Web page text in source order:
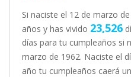
Si naciste el 12 de marzo
años y has vivido 23,526
días para tu cumpleaños si
marzo de 1962. Naciste el
año tu cumpleaños caerá